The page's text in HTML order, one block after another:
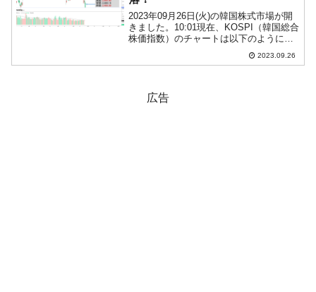
2023年09月26日(火)の韓国株式市場が開
きました。10:01現在、KOSPI（韓国総合
株価指数）のチャートは以下のようにな
『Investing.com』より引用）。「あー
2023.09.26
広告